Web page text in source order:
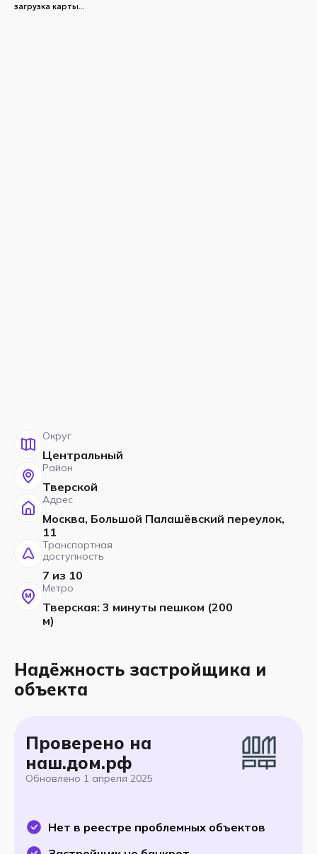
загрузка карты...
Округ
Центральный
Район
Тверской
Адрес
Москва, Большой Палашёвский переулок,
11
Транспортная
доступность
7 из 10
Метро
Тверская: 3 минуты пешком (200
м)
Надёжность застройщика и
объекта
Проверено на
наш.дом.рф
Обновлено 1 апреля 2025
Нет в реестре проблемных объектов